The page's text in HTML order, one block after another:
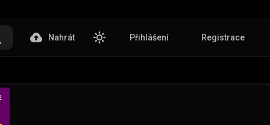
Nahrát Přihlášení Registrace